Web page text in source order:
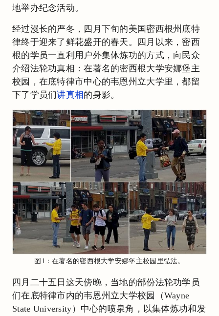
地举办纪念活动。
经过漫长的严冬，四月下旬的美国密西根州底特
律终于迎来了鲜花盛开的春天。四月以来，密西
根的学员一直利用户外集体炼功的方式，向民众
介绍法轮功真相：在著名的密西根大学安娜堡主
校园，在底特律市中心的韦恩州立大学里，都留
下了学员们讲真相的身影。
图1：在著名的密西根大学安娜堡主校园里弘法。
四月二十五日这天傍晚，当地的部份法轮功学员
们在底特律市内的韦恩州立大学校园（Wayne
State University）中心的喷泉角，以集体炼功和发